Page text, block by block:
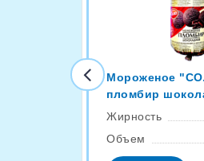
Мороженое
пломбир
Жирность
Объем